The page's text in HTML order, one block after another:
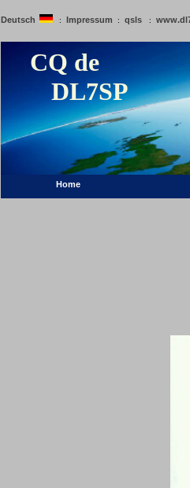
Deutsch : Impressum : qsls :
CQ de
DL7SP
Home